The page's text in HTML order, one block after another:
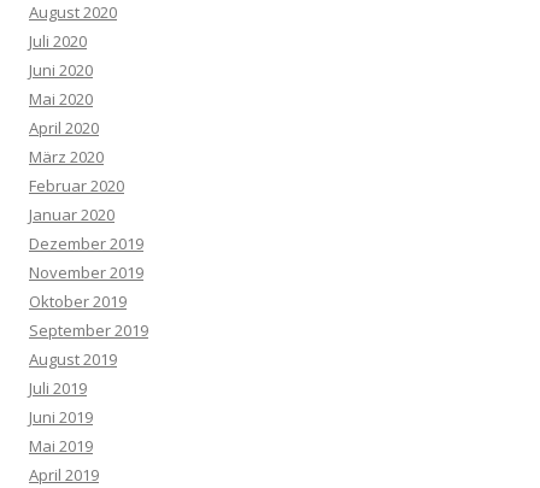
August 2020
Juli 2020
Juni 2020
Mai 2020
April 2020
März 2020
Februar 2020
Januar 2020
Dezember 2019
November 2019
Oktober 2019
September 2019
August 2019
Juli 2019
Juni 2019
Mai 2019
April 2019